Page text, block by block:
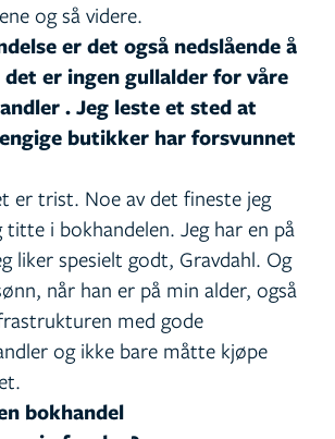
og så videre.
er det også nedslående å
er ingen gullalder for våre
. Jeg leste et sted at
butikker har forsvunnet
er trist. Noe av det fineste jeg
titte i bokhandelen. Jeg har en på
liker spesielt godt, Gravdahl. Og
når han er på min alder, også
med gode
og ikke bare måtte kjøpe
bokhandel